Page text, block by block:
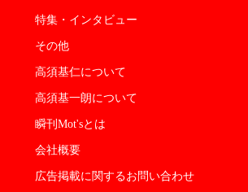
特集・インタビュー
その他
高須基仁について
高須基一朗について
瞬刊Mot'sとは
会社概要
広告掲載に関するお問い合わせ